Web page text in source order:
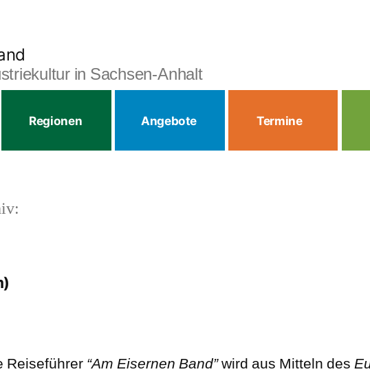
in Sachsen-Anhalt
Regionen Angebote Termine
Reiseführer “Am Eisernen Band”wird aus Mitteln des